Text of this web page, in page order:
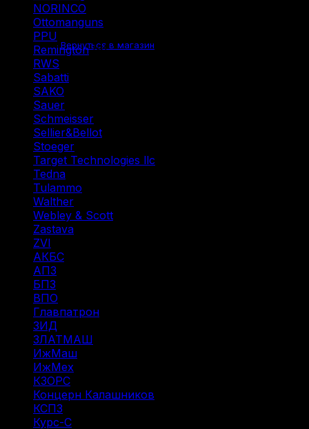
Корзина пуста.
Вернуться в магазин
NORINCO
Ottomanguns
PPU
Remington (6)
RWS
Sabatti
SAKO
Sauer
Schmeisser
Sellier&Bellot
Stoeger
Target Technologies llc
Tedna
Tulammo
Walther
Webley & Scott
Zastava
ZVI
АКБС
АПЗ
БПЗ
ВПО
Главпатрон
ЗИД
ЗЛАТМАШ
ИжМаш
ИжМех
КЗОРС
Концерн Калашников
КСПЗ
Курс-С